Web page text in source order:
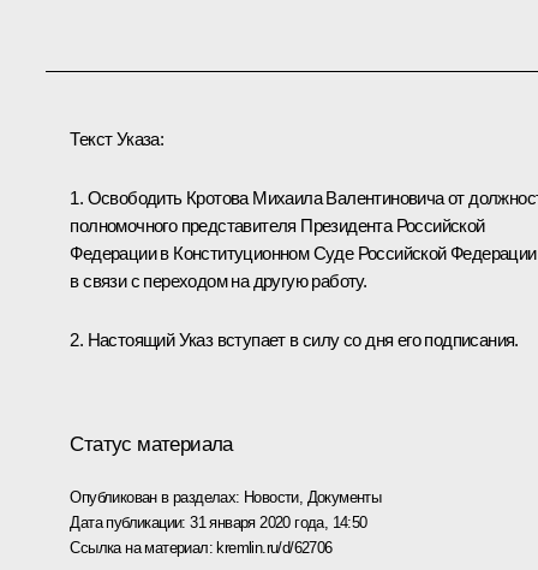
Текст Указа:
1. Освободить Кротова Михаила Валентиновича от
полномочного представителя Президента Российской
Федерации в Конституционном Суде Российской Федерации
в связи с переходом на другую работу.
2. Настоящий Указ вступает в силу со дня его подписания.
Статус материала
Опубликован в разделах: Новости, Документы
Дата публикации:31 января 2020 года, 14:50
Ссылка на материал: kremlin.ru/d/62706